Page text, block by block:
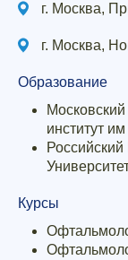
г. Москва,
г. Москва,
Образование
институт
Курсы